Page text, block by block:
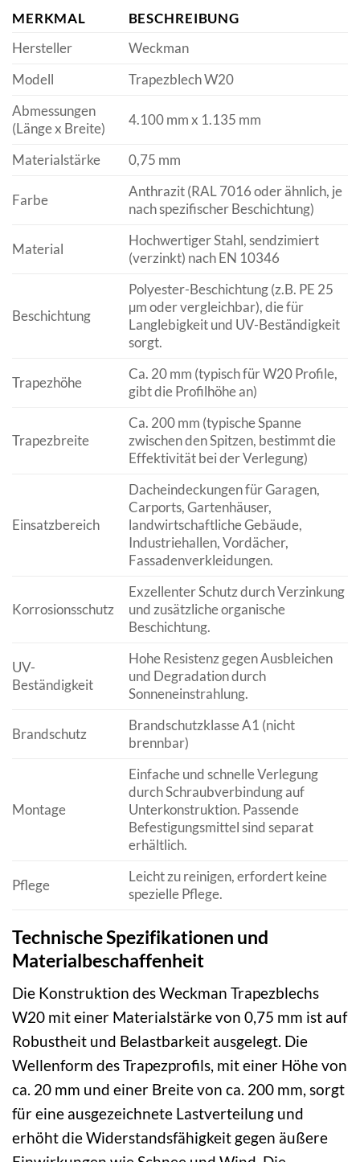
MERKMAL
BESCHREIBUNG
Hersteller
Weckman
Modell
Trapezblech W20
Abmessungen
(Länge x Breite)
4.100 mm x 1.135 mm
Materialstärke 0,75 mm
Farbe
Anthrazit (RAL 7016 oder ähnlich, je
nach spezifischer Beschichtung)
Material
Hochwertiger Stahl, sendzimiert
(verzinkt) nach EN 10346
Beschichtung
Polyester-Beschichtung (z.B. PE 25
µm oder vergleichbar), die für
Langlebigkeit und UV-Beständigkeit
sorgt.
Trapezhöhe
Ca. 20 mm (typisch für W20 Profile,
gibt die Profilhöhe an)
Trapezbreite
Ca. 200 mm (typische Spanne
zwischen den Spitzen, bestimmt die
Effektivität bei der Verlegung)
Einsatzbereich
Dacheindeckungen für Garagen,
Carports, Gartenhäuser,
landwirtschaftliche Gebäude,
Industriehallen, Vordächer,
Fassadenverkleidungen.
Korrosionsschutz
Exzellenter Schutz durch Verzinkung
und zusätzliche organische
Beschichtung.
UV-
Beständigkeit
Hohe Resistenz gegen Ausbleichen
und Degradation durch
Sonneneinstrahlung.
Brandschutz
Brandschutzklasse A1 (nicht
brennbar)
Montage
Einfache und schnelle Verlegung
durch Schraubverbindung auf
Unterkonstruktion. Passende
Befestigungsmittel sind separat
erhältlich.
Pflege
Leicht zu reinigen, erfordert keine
spezielle Pflege.
Technische Spezifikationen und
Materialbeschaffenheit
Die Konstruktion des Weckman Trapezblechs
W20 mit einer Materialstärke von 0,75 mm ist auf
Robustheit und Belastbarkeit ausgelegt. Die
Wellenform des Trapezprofils, mit einer Höhe von
ca. 20 mm und einer Breite von ca. 200 mm, sorgt
für eine ausgezeichnete Lastverteilung und
erhöht die Widerstandsfähigkeit gegen äußere